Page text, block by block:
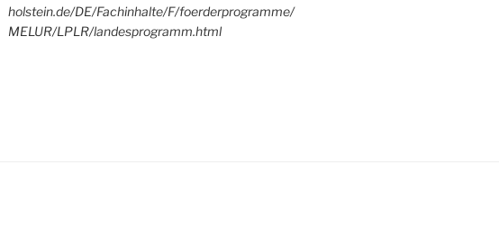
holstein.de/DE/Fachinhalte/F/foerderprogramme/
MELUR/LPLR/landesprogramm.html